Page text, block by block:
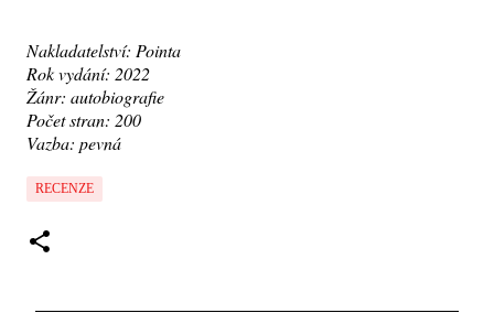
Nakladatelství: Pointa
Rok vydání: 2022
Žánr: autobiografie
Počet stran: 200
Vazba: pevná
RECENZE